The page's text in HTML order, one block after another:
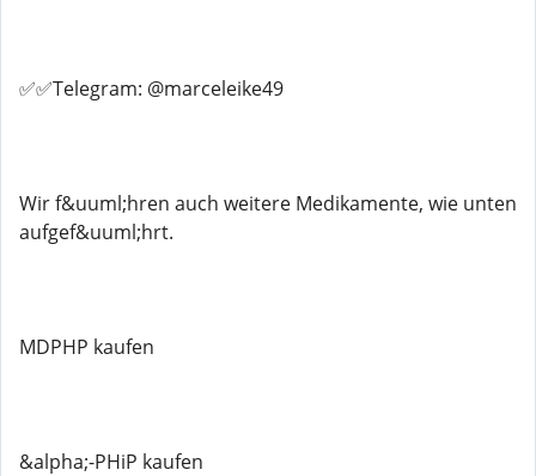
✅✅Telegram: @marceleike49
Wir f&uuml;hren auch weitere Medikamente, wie unten
aufgef&uuml;hrt.
MDPHP kaufen
&alpha;-PHiP kaufen